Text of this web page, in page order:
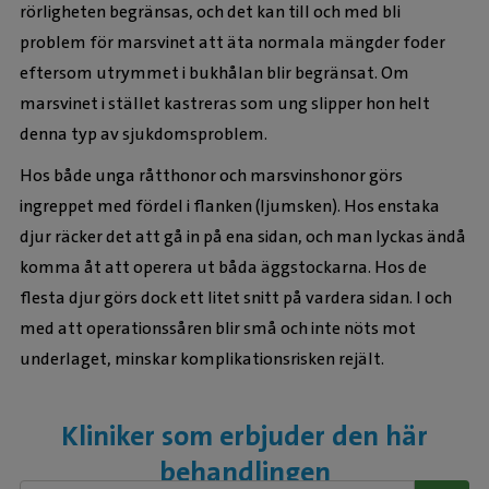
rörligheten begränsas, och det kan till och med bli
problem för marsvinet att äta normala mängder foder
eftersom utrymmet i bukhålan blir begränsat. Om
marsvinet i stället kastreras som ung slipper hon helt
denna typ av sjukdomsproblem.
Hos både unga råtthonor och marsvinshonor görs
ingreppet med fördel i flanken (ljumsken). Hos enstaka
djur räcker det att gå in på ena sidan, och man lyckas ändå
komma åt att operera ut båda äggstockarna. Hos de
flesta djur görs dock ett litet snitt på vardera sidan. I och
med att operationssåren blir små och inte nöts mot
underlaget, minskar komplikationsrisken rejält.
Kliniker som erbjuder den här
behandlingen